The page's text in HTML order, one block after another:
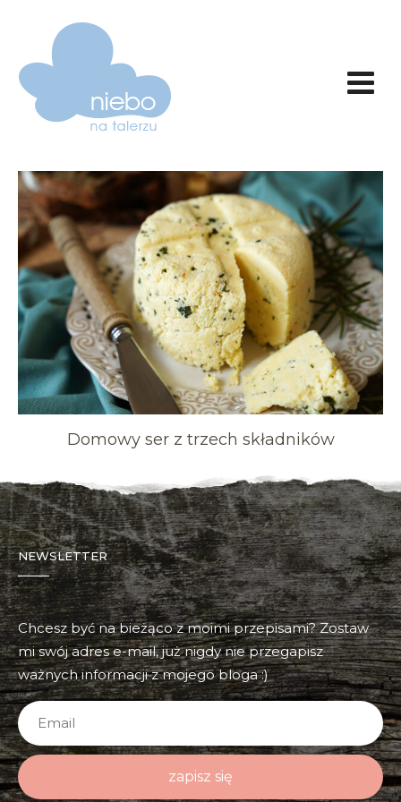
Domowy ser z trzech składników
NEWSLETTER
Chcesz być na bieżąco z moimi przepisami? Zostaw
mi swój adres e-mail, już nigdy nie przegapisz
ważnych informacji z mojego bloga :)
zapisz się